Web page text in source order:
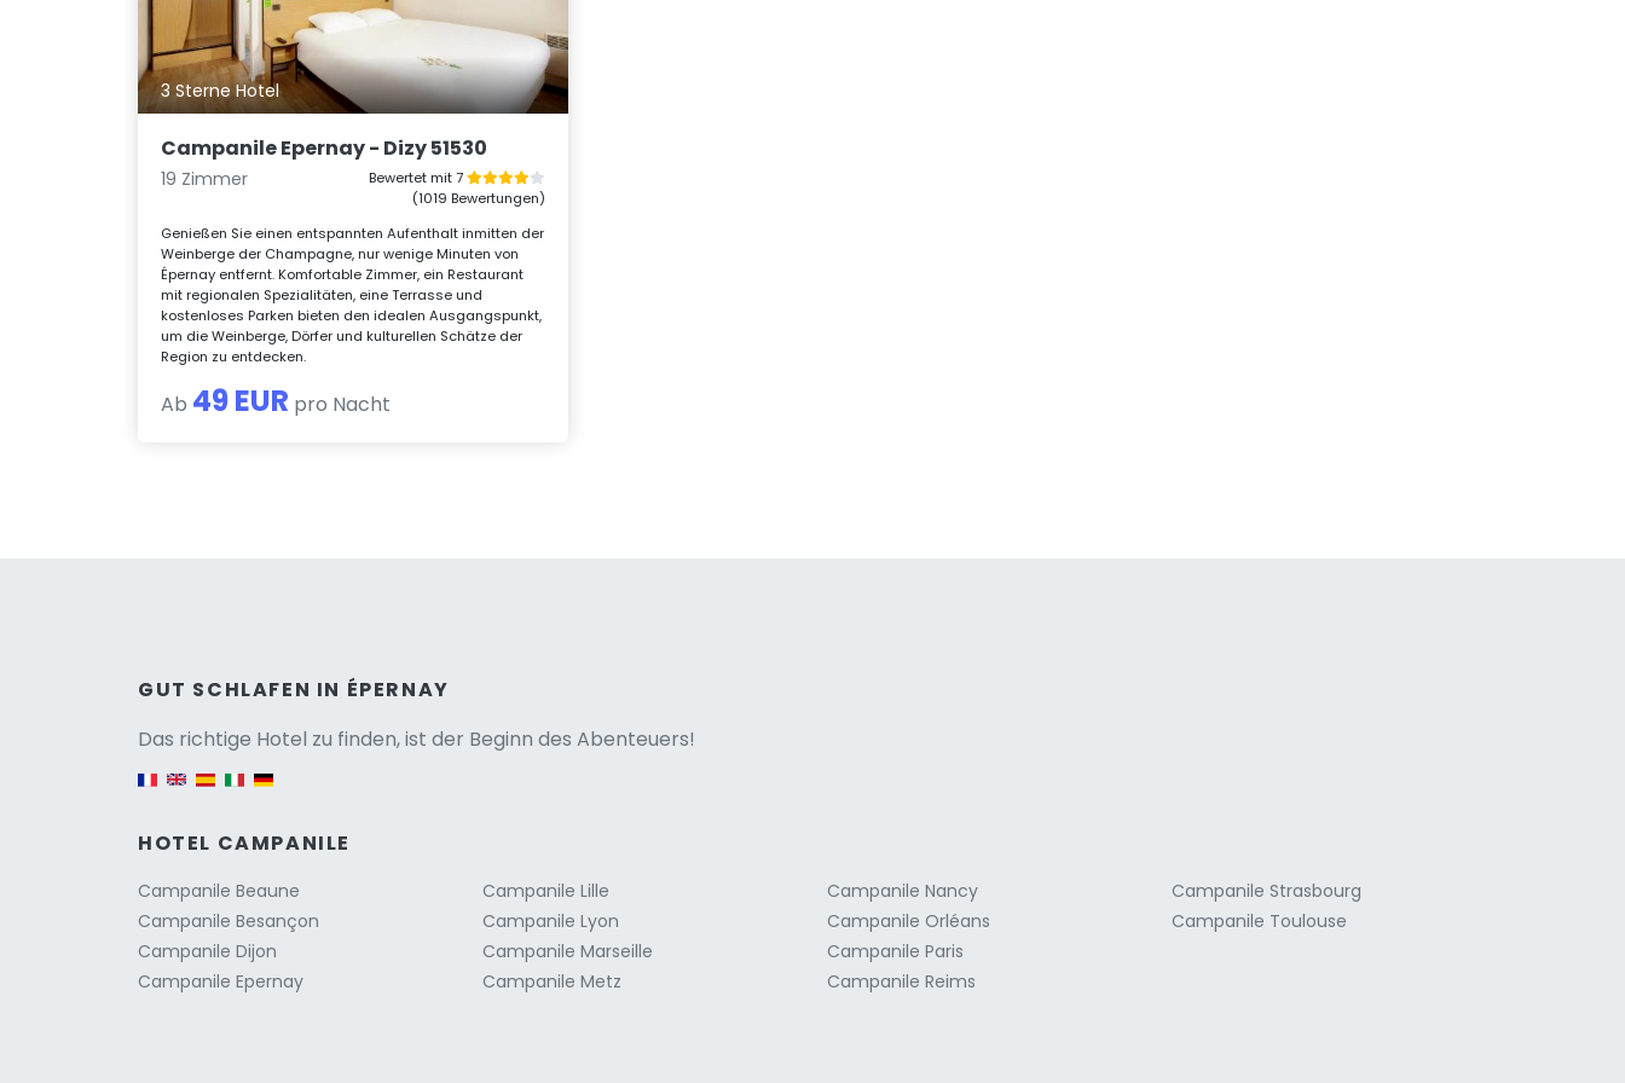
3 Sterne Hotel
Campanile Epernay - Dizy 51530
19 Zimmer
Bewertet mit 7
(1019 Bewertungen)
Genießen Sie einen entspannten Aufenthalt inmitten der
Weinberge der Champagne, nur wenige Minuten von
Épernay entfernt. Komfortable Zimmer, ein Restaurant
mit regionalen Spezialitäten, eine Terrasse und
kostenloses Parken bieten den idealen Ausgangspunkt,
um die Weinberge, Dörfer und kulturellen Schätze der
Region zu entdecken.
Ab 49 EUR pro Nacht
GUT SCHLAFEN IN ÉPERNAY
Das richtige Hotel zu finden, ist der Beginn des Abenteuers!
Versione italiana
HOTEL CAMPANILE
Campanile Beaune
Campanile Besançon
Campanile Dijon
Campanile Epernay
Campanile Lille
Campanile Lyon
Campanile Marseille
Campanile Metz
Campanile Nancy
Campanile Orléans
Campanile Paris
Campanile Reims
Campanile Strasbourg
Campanile Toulouse